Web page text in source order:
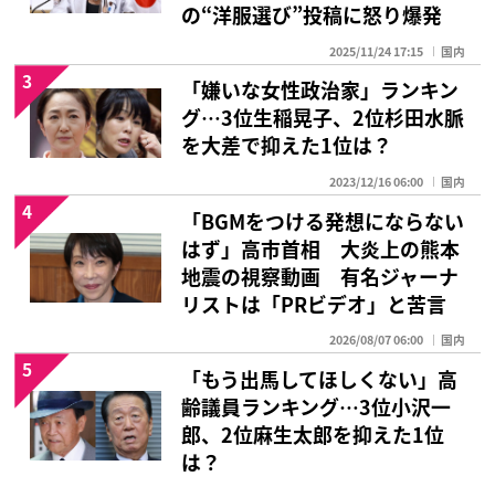
の“洋服選び”投稿に怒り爆発
2025/11/24 17:15 国内
「嫌いな女性政治家」ランキン
グ…3位生稲晃子、2位杉田水脈
を大差で抑えた1位は？
2023/12/16 06:00 国内
3
「BGMをつける発想にならない
はず」高市首相 大炎上の熊本
地震の視察動画 有名ジャーナ
リストは「PRビデオ」と苦言
2026/08/07 06:00 国内
4
「もう出馬してほしくない」高
齢議員ランキング…3位小沢一
郎、2位麻生太郎を抑えた1位
は？
5